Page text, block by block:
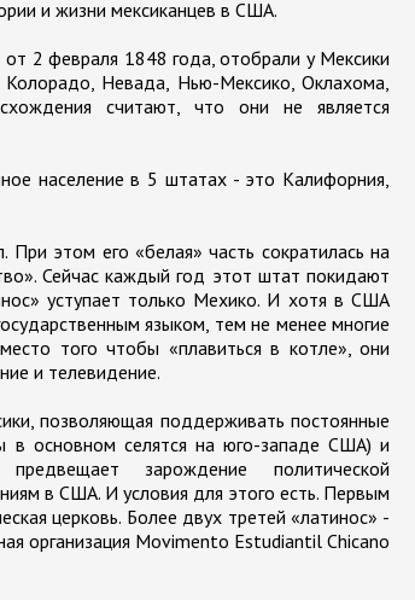
и жизни мексиканцев в США.
2 февраля 1848 года, отобрали у Мексики
Колорадо, Невада, Нью-Мексико, Оклахома,
считают, что они не является
население в 5 штатах - это Калифорния,
этом его «белая» часть сократилась на
Сейчас каждый год этот штат покидают
уступает только Мехико. И хотя в США
языком, тем не менее многие
того чтобы «плавиться в котле», они
и телевидение.
позволяющая поддерживать постоянные
в основном селятся на юго-западе США) и
зарождение политической
в США. И условия для этого есть. Первым
церковь. Более двух третей «латинос» -
организация Movimento Estudiantil Chicano